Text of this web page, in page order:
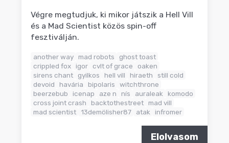
Végre megtudjuk, ki mikor játszik a Hell Vill
és a Mad Scientist közös spin-off
fesztiválján.
another way mad robots
ghost toast
crippled fox igor cvlt of grace
oaken
sirens chant
gyilkos hell vill hiraeth
still cold
devoid
havária bipolaris
witchthrone
beerzebub
icenap aze n nís auraleak
komodo
cross joint crash
backtothestreet mad vill
mad scientist
13demölisher87 atak infromer
Elolvasom